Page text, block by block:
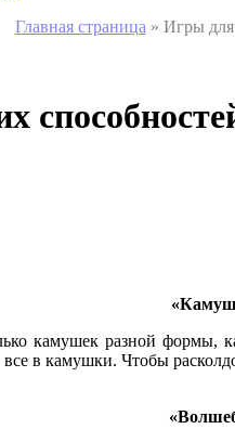
Главная страница » Игры для
камушек разной
в камушки. Чтобы